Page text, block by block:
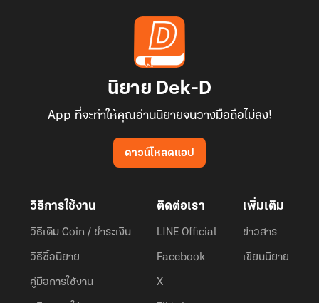
นิยาย Dek-D
App ที่จะทำให้คุณอ่านนิยายจนวางมือถือไม่ลง!
ดาวน์โหลดแอป
วิธีการใช้งาน
วิธีเติม Coin / ชำระเงิน
วิธีซื้อนิยาย
คู่มือการใช้งาน
ติดต่อเรา
LINE Official
Facebook
X
เพิ่มเติม
ข่าวสาร
เขียนนิยาย